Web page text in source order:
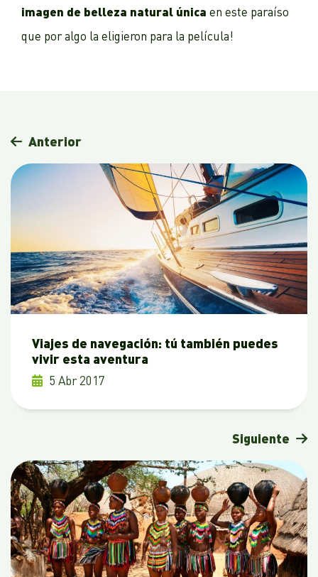
imagen de belleza natural única en este paraíso
que por algo la eligieron para la película!
Anterior
Viajes de navegación: tú también puedes
vivir esta aventura
5 Abr 2017
Siguiente